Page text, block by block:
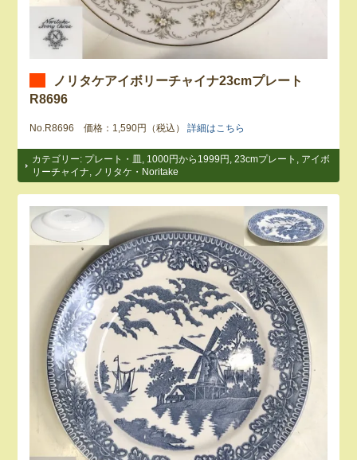
ノリタケアイボリーチャイナ23cmプレート
R8696
No.R8696 価格：1,590円（税込）詳細はこちら
カテゴリー: プレート・皿 1000円から1999円 ,23cmプレート
アイボ
リーチャイナ
ノリタケ・Noritake